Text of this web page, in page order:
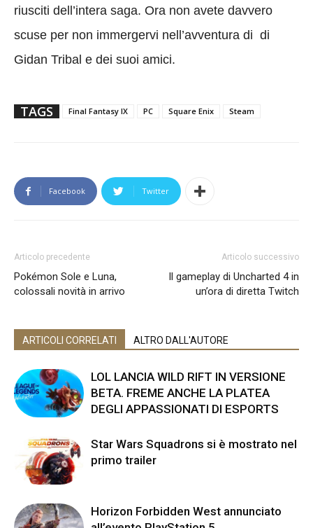
riusciti dell’intera saga. Ora non avete davvero
scuse per non immergervi nell’avventura di di
Gidan Tribal e dei suoi amici.
TAGS Final Fantasy IX PC Square Enix Steam
Facebook Twitter
Articolo precedente
Pokémon Sole e Luna,
colossali novità in arrivo
Articolo successivo
Il gameplay di Uncharted 4 in
un’ora di diretta Twitch
ARTICOLI CORRELATI ALTRO DALL'AUTORE
LOL LANCIA WILD RIFT IN VERSIONE
BETA. FREME ANCHE LA PLATEA
DEGLI APPASSIONATI DI ESPORTS
Star Wars Squadrons si è mostrato nel
primo trailer
Horizon Forbidden West annunciato